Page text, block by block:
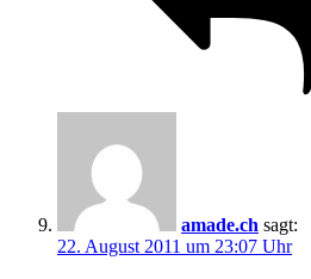
amade.ch sagt:
22. August 2011 um 23:07 Uhr